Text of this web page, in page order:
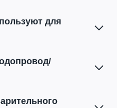
для